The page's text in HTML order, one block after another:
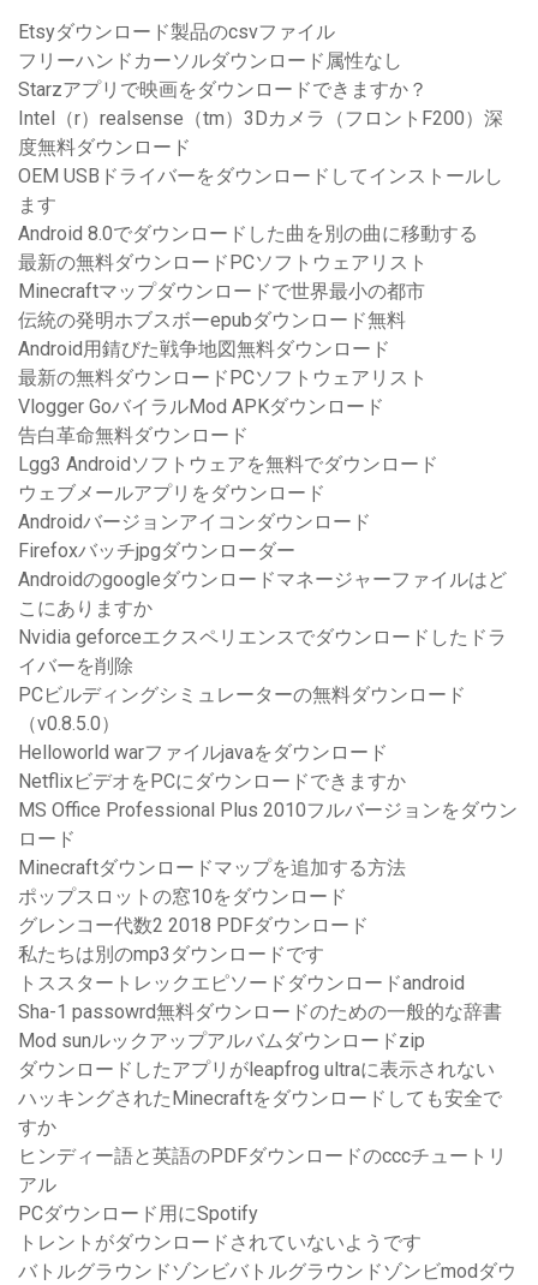
Etsyダウンロード製品のcsvファイル
フリーハンドカーソルダウンロード属性なし
Starzアプリで映画をダウンロードできますか？
Intel（r）realsense（tm）3Dカメラ（フロントF200）深
度無料ダウンロード
OEM USBドライバーをダウンロードしてインストールし
ます
Android 8.0でダウンロードした曲を別の曲に移動する
最新の無料ダウンロードPCソフトウェアリスト
Minecraftマップダウンロードで世界最小の都市
伝統の発明ホブスボーepubダウンロード無料
Android用錆びた戦争地図無料ダウンロード
最新の無料ダウンロードPCソフトウェアリスト
Vlogger GoバイラルMod APKダウンロード
告白革命無料ダウンロード
Lgg3 Androidソフトウェアを無料でダウンロード
ウェブメールアプリをダウンロード
Androidバージョンアイコンダウンロード
Firefoxバッチjpgダウンローダー
Androidのgoogleダウンロードマネージャーファイルはど
こにありますか
Nvidia geforceエクスペリエンスでダウンロードしたドラ
イバーを削除
PCビルディングシミュレーターの無料ダウンロード
（v0.8.5.0）
Helloworld warファイルjavaをダウンロード
NetflixビデオをPCにダウンロードできますか
MS Office Professional Plus 2010フルバージョンをダウン
ロード
Minecraftダウンロードマップを追加する方法
ポップスロットの窓10をダウンロード
グレンコー代数2 2018 PDFダウンロード
私たちは別のmp3ダウンロードです
トススタートレックエピソードダウンロードandroid
Sha-1 passowrd無料ダウンロードのための一般的な辞書
Mod sunルックアップアルバムダウンロードzip
ダウンロードしたアプリがleapfrog ultraに表示されない
ハッキングされたMinecraftをダウンロードしても安全で
すか
ヒンディー語と英語のPDFダウンロードのcccチュートリ
アル
PCダウンロード用にSpotify
トレントがダウンロードされていないようです
バトルグラウンドゾンビバトルグラウンドゾンビmodダウ